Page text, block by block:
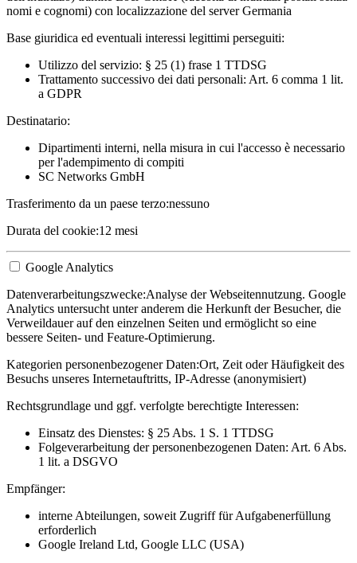
nomi e cognomi) con localizzazione del server Germania
Base giuridica ed eventuali interessi legittimi perseguiti:
Utilizzo del servizio: § 25 (1) frase 1 TTDSG
Trattamento successivo dei dati personali: Art. 6 comma 1 lit.
a GDPR
Destinatario:
Dipartimenti interni, nella misura in cui l'accesso è necessario
per l'adempimento di compiti
SC Networks GmbH
Trasferimento da un paese terzo:nessuno
Durata del cookie:12 mesi
Google Analytics
Datenverarbeitungszwecke:Analyse der Webseitennutzung. Google
Analytics untersucht unter anderem die Herkunft der Besucher, die
Verweildauer auf den einzelnen Seiten und ermöglicht so eine
bessere Seiten- und Feature-Optimierung.
Kategorien personenbezogener Daten:Ort, Zeit oder Häufigkeit des
Besuchs unseres Internetauftritts, IP-Adresse (anonymisiert)
Rechtsgrundlage und ggf. verfolgte berechtigte Interessen:
Einsatz des Dienstes: § 25 Abs. 1 S. 1 TTDSG
Folgeverarbeitung der personenbezogenen Daten: Art. 6 Abs.
1 lit. a DSGVO
Empfänger:
interne Abteilungen, soweit Zugriff für Aufgabenerfüllung
erforderlich
Google Ireland Ltd, Google LLC (USA)